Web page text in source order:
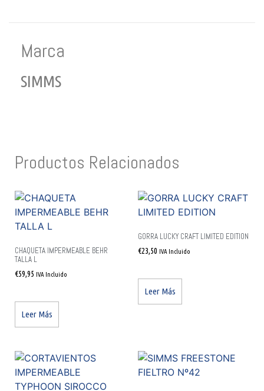
Marca
SIMMS
Productos Relacionados
CHAQUETA IMPERMEABLE BEHR
TALLA L
€59,95 IVA Incluido
Leer Más
GORRA LUCKY CRAFT LIMITED EDITION
€23,50 IVA Incluido
Leer Más